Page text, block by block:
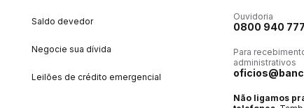
Saldo devedor
Negocie sua dívida
Leilões de crédito emergencial
Ouvidoria
0800 940
Para
administrativos
Não ligamos